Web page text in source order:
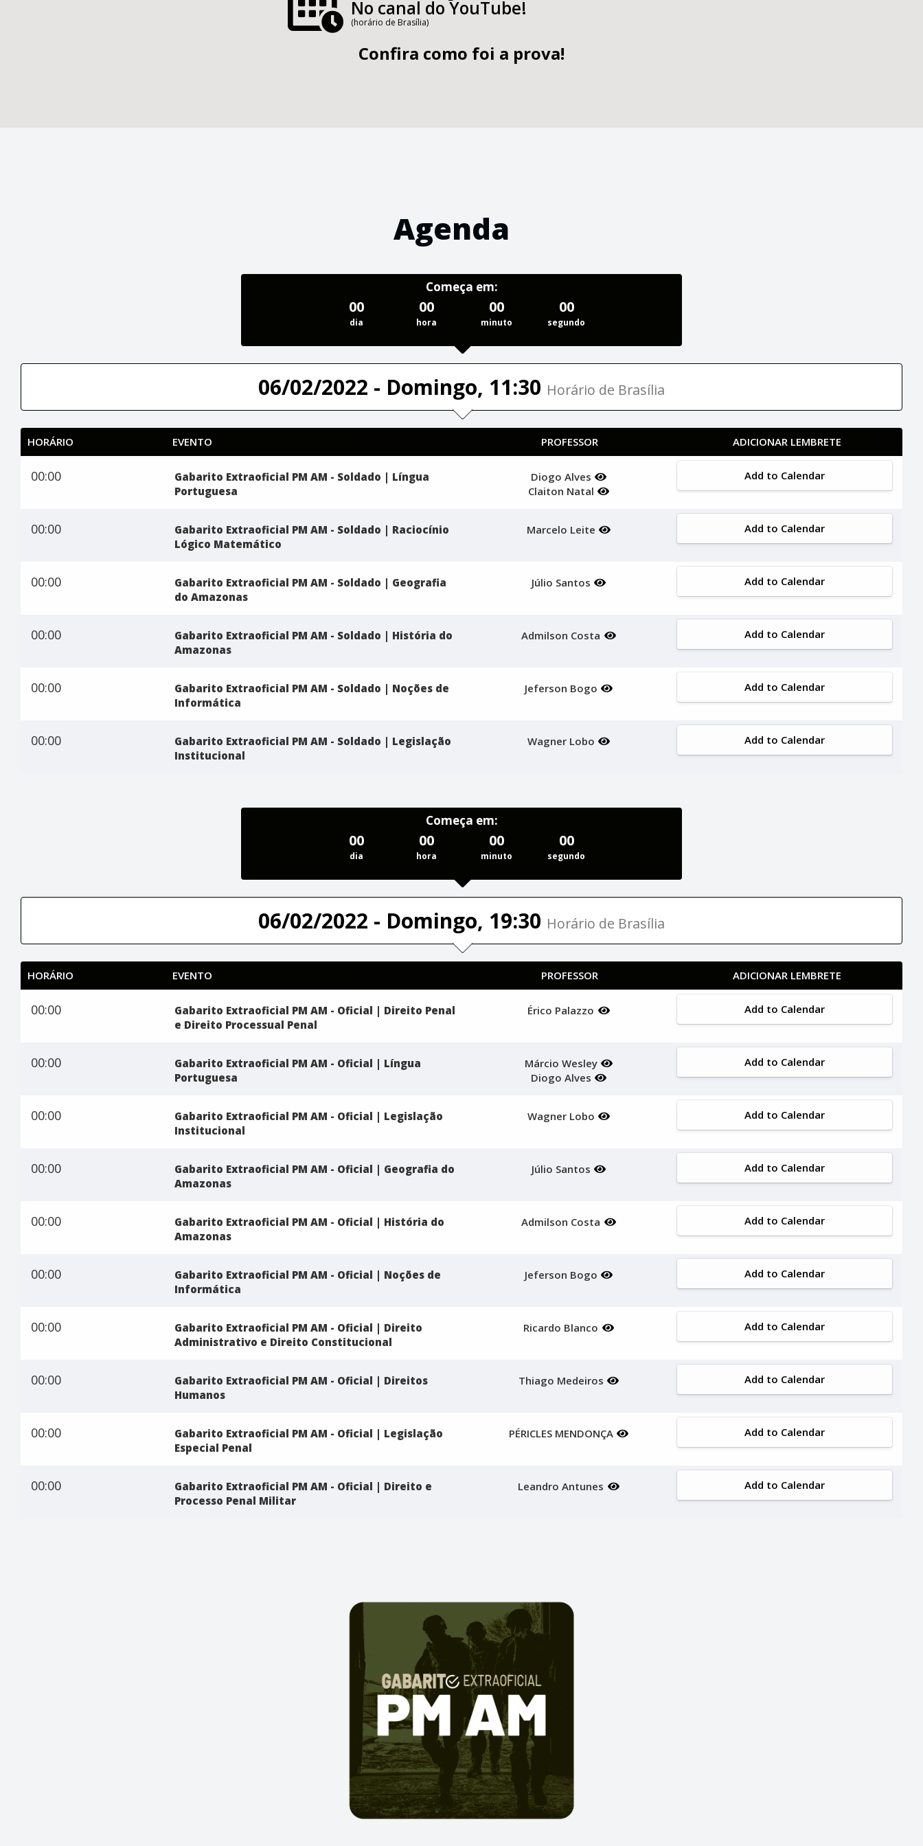
No canal do YouTube!
(horário de Brasília)
Confira como foi a prova!
Agenda
Começa em:
00
dia
00
hora
00
minuto
00
segundo
06/02/2022 - Domingo, 11:30 Horário de Brasília
HORÁRIO EVENTO PROFESSOR ADICIONAR LEMBRETE
00:00
Gabarito Extraoficial PM AM - Soldado | Língua
Portuguesa
Diogo Alves
Claiton Natal
Add to Calendar
00:00
Gabarito Extraoficial PM AM - Soldado | Raciocínio
Lógico Matemático
Marcelo Leite Add to Calendar
00:00
Gabarito Extraoficial PM AM - Soldado | Geografia
do Amazonas
Júlio Santos Add to Calendar
00:00
Gabarito Extraoficial PM AM - Soldado | História do
Amazonas
Admilson Costa Add to Calendar
00:00
Gabarito Extraoficial PM AM - Soldado | Noções de
Informática
Jeferson Bogo Add to Calendar
00:00
Gabarito Extraoficial PM AM - Soldado | Legislação
Institucional
Wagner Lobo Add to Calendar
Começa em:
00
dia
00
hora
00
minuto
00
segundo
06/02/2022 - Domingo, 19:30 Horário de Brasília
HORÁRIO EVENTO PROFESSOR ADICIONAR LEMBRETE
00:00
Gabarito Extraoficial PM AM - Oficial | Direito Penal
e Direito Processual Penal
Érico Palazzo Add to Calendar
00:00
Gabarito Extraoficial PM AM - Oficial | Língua
Portuguesa
Márcio Wesley
Diogo Alves
Add to Calendar
00:00
Gabarito Extraoficial PM AM - Oficial | Legislação
Institucional
Wagner Lobo Add to Calendar
00:00
Gabarito Extraoficial PM AM - Oficial | Geografia do
Amazonas
Júlio Santos Add to Calendar
00:00
Gabarito Extraoficial PM AM - Oficial | História do
Amazonas
Admilson Costa Add to Calendar
00:00
Gabarito Extraoficial PM AM - Oficial | Noções de
Informática
Jeferson Bogo Add to Calendar
00:00
Gabarito Extraoficial PM AM - Oficial | Direito
Administrativo e Direito Constitucional
Ricardo Blanco Add to Calendar
00:00
Gabarito Extraoficial PM AM - Oficial | Direitos
Humanos
Thiago Medeiros Add to Calendar
00:00
Gabarito Extraoficial PM AM - Oficial | Legislação
Especial Penal
PÉRICLES MENDONÇA Add to Calendar
00:00
Gabarito Extraoficial PM AM - Oficial | Direito e
Processo Penal Militar
Leandro Antunes Add to Calendar